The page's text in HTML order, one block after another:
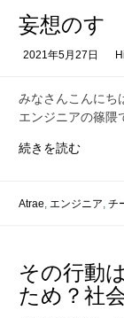
散
型
に
お
ィ
ン
グ
妄想のす
2021年5月27日
みなさんこんにち
エンジニアの篠隈
続きを読む妄
すゝ
Atrae, エンジニア, チ
その行動
ため？社